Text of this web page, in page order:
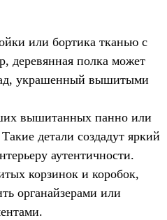
или бортика тканью с
деревянная полка может
украшенный вышитыми
вышитанных панно или
детали создадут яркий
аутентичности.
корзинок и коробок,
органайзерами или